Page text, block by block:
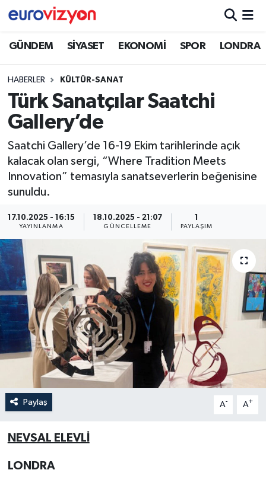
GÜNDEM SİYASET EKONOMİ SPOR LONDRA
HABERLER KÜLTÜR-SANAT
Türk Sanatçılar Saatchi
Gallery’de
Saatchi Gallery’de 16-19 Ekim tarihlerinde açık
kalacak olan sergi, “Where Tradition Meets
Innovation” temasıyla sanatseverlerin beğenisine
sunuldu.
17.10.2025 - 16:15
YAYINLANMA
18.10.2025 - 21:07
GÜNCELLEME
1
PAYLAŞIM
Paylaş A- A+
NEVSAL ELEVLİ
LONDRA